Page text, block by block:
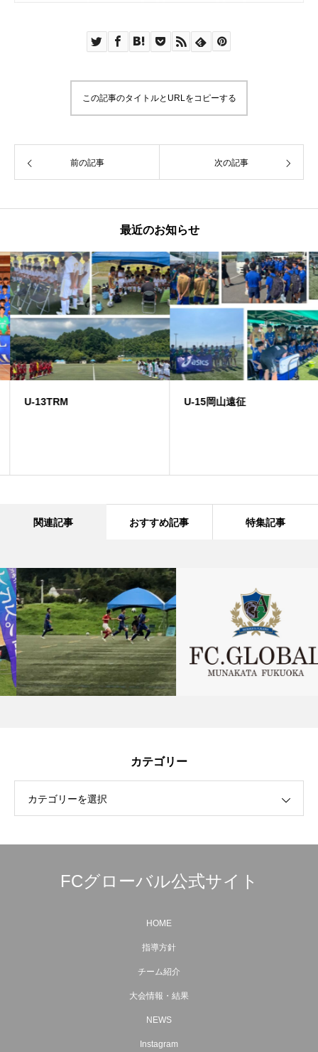
この記事のタイトルとURLをコピーする
前の記事 次の記事
最近のお知らせ
U-13TRM U-15岡山遠征
関連記事 おすすめ記事 特集記事
カテゴリー
カテゴリーを選択
FCグローバル公式サイト
HOME
指導方針
チーム紹介
大会情報・結果
NEWS
Instagram